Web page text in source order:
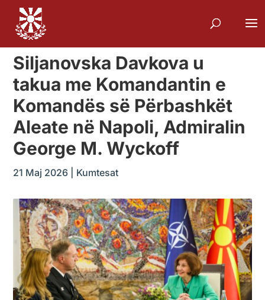
Siljanovska Davkova u
takua me Komandantin e
Komandës së Përbashkët
Aleate në Napoli, Admiralin
George M. Wyckoff
21 Maj 2026 Kumtesat